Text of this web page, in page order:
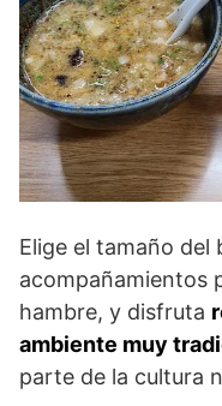
Elige el tamaño del
acompañamientos
hambre, y disfruta
ambiente muy
parte de la cultura